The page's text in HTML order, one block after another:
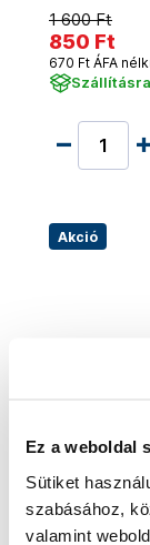
Ez a weboldal
Sütiket
szabásához,
valamint
1 600 Ft
850 Ft
670 Ft ÁFA
Akció